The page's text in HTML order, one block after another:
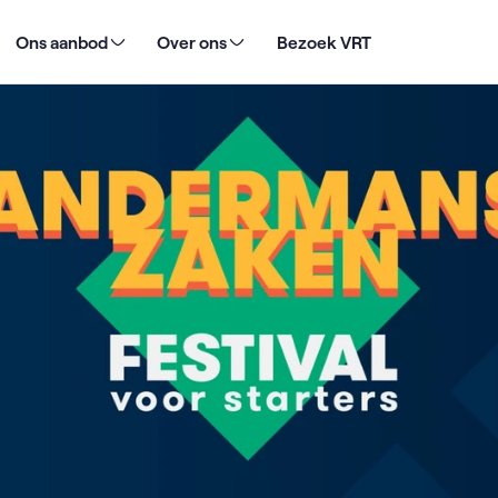
Ons aanbod Over ons Bezoek VRT